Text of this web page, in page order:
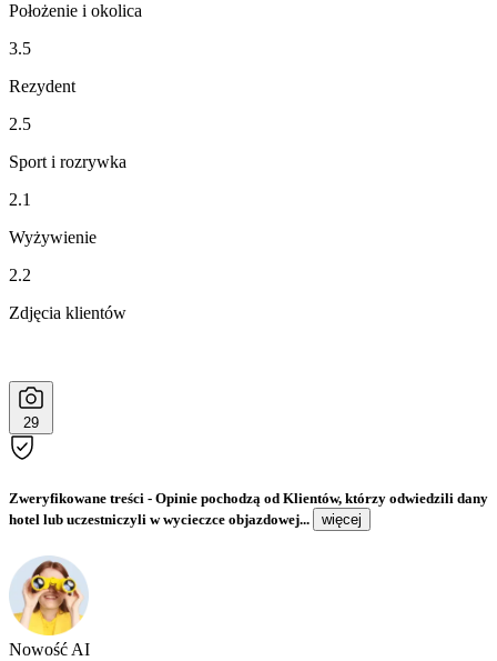
Położenie i okolica
3.5
Rezydent
2.5
Sport i rozrywka
2.1
Wyżywienie
2.2
Zdjęcia klientów
29
Zweryfikowane treści - Opinie pochodzą od Klientów, którzy odwiedzili dany
hotel lub uczestniczyli w wycieczce objazdowej...
więcej
Nowość AI